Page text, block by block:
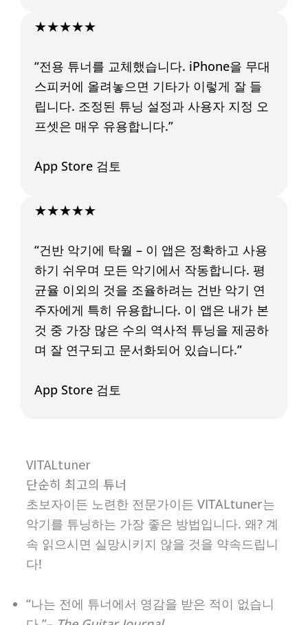
★★★★★
“전용 튜너를 교체했습니다. iPhone을 무대
스피커에 올려놓으면 기타가 이렇게 잘 들
립니다. 조정된 튜닝 설정과 사용자 지정 오
프셋은 매우 유용합니다.”
App Store 검토
★★★★★
“건반 악기에 탁월 – 이 앱은 정확하고 사용
하기 쉬우며 모든 악기에서 작동합니다. 평
균율 이외의 것을 조율하려는 건반 악기 연
주자에게 특히 유용합니다. 이 앱은 내가 본
것 중 가장 많은 수의 역사적 튜닝을 제공하
며 잘 연구되고 문서화되어 있습니다.”
App Store 검토
VITALtuner
단순히 최고의 튜너
초보자이든 노련한 전문가이든 VITALtuner는
악기를 튜닝하는 가장 좋은 방법입니다. 왜? 계
속 읽으시면 실망시키지 않을 것을 약속드립니
다!
“나는 전에 튜너에서 영감을 받은 적이 없습니